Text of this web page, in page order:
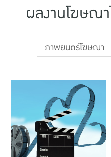
ติดต่อไทยประกันชีวิต
แบบประกันทั้งหมด
แบบประกันที่เหมาะกับช่วงอายุ
เปรียบเทียบแบบประกัน
เลือกแบบประกันที่เหมาะกับคุ
TL Learning Center
ผลงานโฆษณ
ภาพยนตร์โฆษณา